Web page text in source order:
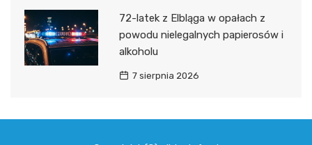
72-latek z Elbląga w opałach z
powodu nielegalnych papierosów i
alkoholu
7 sierpnia 2026